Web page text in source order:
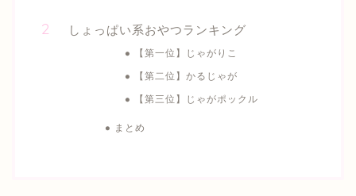
しょっぱい系おやつランキング
【第一位】じゃがりこ
【第二位】かるじゃが
【第三位】じゃがポックル
まとめ